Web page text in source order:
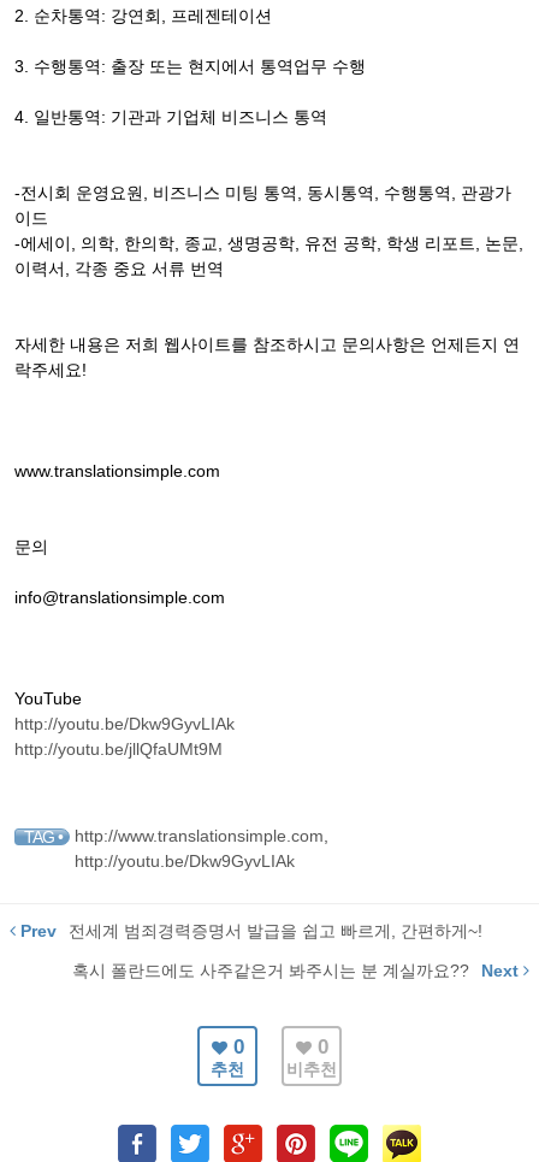
2. 순차통역: 강연회, 프레젠테이션
3. 수행통역: 출장 또는 현지에서 통역업무 수행
4. 일반통역: 기관과 기업체 비즈니스 통역
-전시회 운영요원, 비즈니스 미팅 통역, 동시통역, 수행통역, 관광가
이드
-에세이, 의학, 한의학, 종교, 생명공학, 유전 공학, 학생 리포트, 논문,
이력서, 각종 중요 서류 번역
자세한 내용은 저희 웹사이트를 참조하시고 문의사항은 언제든지 연
락주세요!
www.translationsimple.com
문의
info@translationsimple.com
YouTube
http://youtu.be/Dkw9GyvLIAk
http://youtu.be/jllQfaUMt9M
TAG • http://www.translationsimple.com
http://youtu.be/Dkw9GyvLIAk
Prev 전세계 범죄경력증명서 발급을 쉽고 빠르게, 간편하게~!
혹시 폴란드에도 사주같은거 봐주시는 분 계실까요?? Next
0
추천
0
비추천